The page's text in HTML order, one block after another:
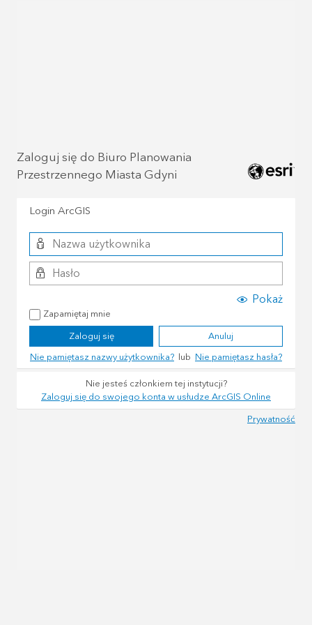
Zaloguj się do Biuro Planowania
Przestrzennego Miasta Gdyni
Login ArcGIS
Pokaż
Zapamiętaj mnie
Zaloguj się
Anuluj
Nie pamiętasz nazwy użytkownika? lub Nie pamiętasz hasła?
Nie jesteś członkiem tej instytucji?
Zaloguj się do swojego konta w usłudze ArcGIS Online
Prywatność